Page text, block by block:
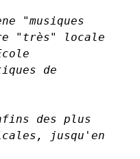
"musiques
"très" locale
de
des plus
jusqu'en